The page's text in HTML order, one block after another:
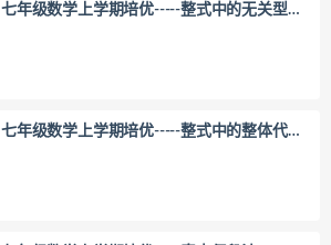
七年级数学上学期培优-----​整式中的无关型问
七年级数学上学期培优-----​整式中的整体代入